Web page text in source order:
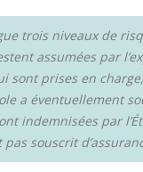
trois niveaux de
assumées par
sont prises en
a éventuellement
indemnisées par
souscrit